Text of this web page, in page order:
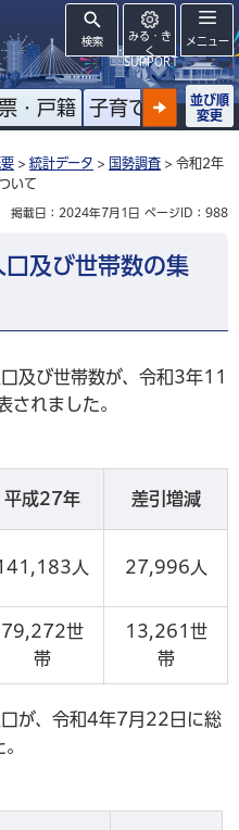
検索
みる・き
く
SUPPORT
メニュー
・戸籍 子育て 高齢者
並び順
変更
要 > 統計データ > 国勢調査 > 令和2年
いて
掲載日：2024年7月1日 ページID：988
及び世帯数の集
及び世帯数が、令和3年11
されました。
平成27年 差引増減
人 27,996人
79,272世
帯
13,261世
帯
が、令和4年7月22日に総